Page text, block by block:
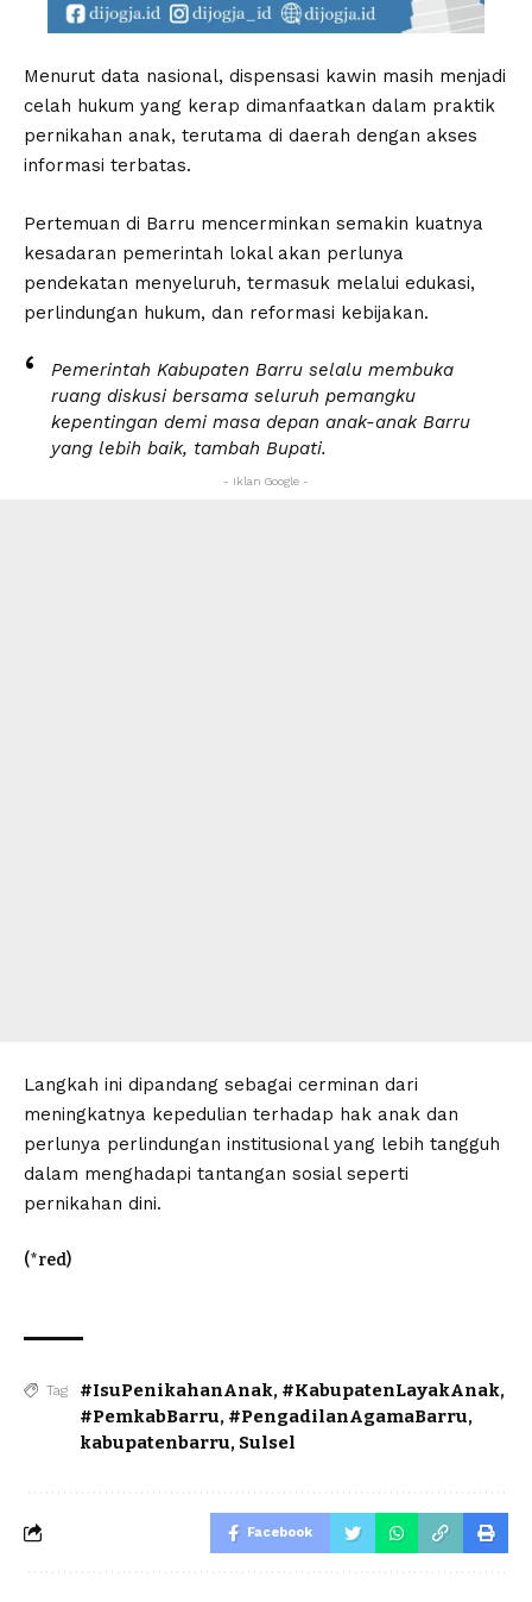
Menurut data nasional, dispensasi kawin masih menjadi
celah hukum yang kerap dimanfaatkan dalam praktik
pernikahan anak, terutama di daerah dengan akses
informasi terbatas.
Pertemuan di Barru mencerminkan semakin kuatnya
kesadaran pemerintah lokal akan perlunya
pendekatan menyeluruh, termasuk melalui edukasi,
perlindungan hukum, dan reformasi kebijakan.
Pemerintah Kabupaten Barru selalu membuka
ruang diskusi bersama seluruh pemangku
kepentingan demi masa depan anak-anak Barru
yang lebih baik, tambah Bupati.
- Iklan Google -
Langkah ini dipandang sebagai cerminan dari
meningkatnya kepedulian terhadap hak anak dan
perlunya perlindungan institusional yang lebih tangguh
dalam menghadapi tantangan sosial seperti
pernikahan dini.
(*red)
Tag #IsuPenikahanAnak, #KabupatenLayakAnak,
#PemkabBarru, #PengadilanAgamaBarru,
kabupatenbarru, Sulsel
Facebook